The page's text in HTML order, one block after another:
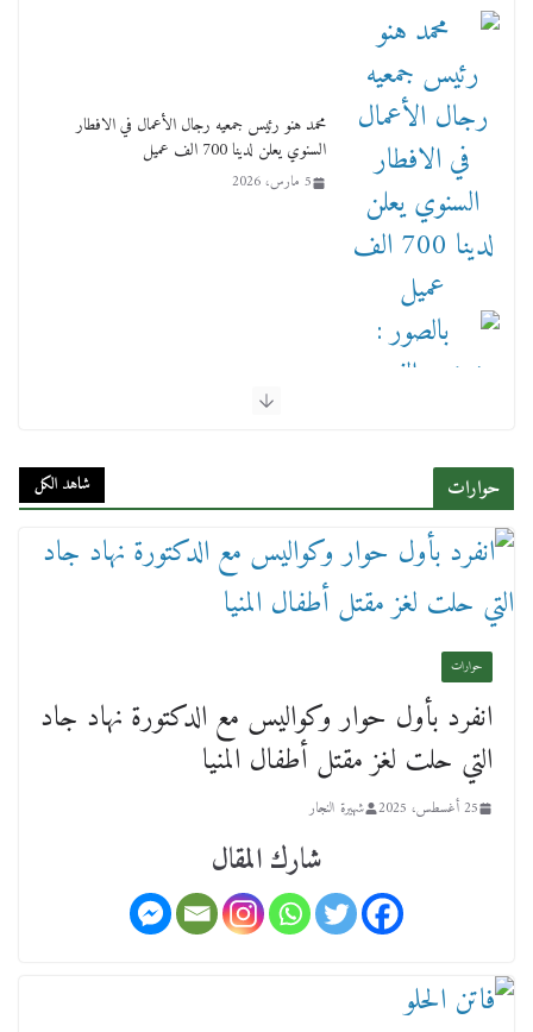
محمد هنو رئيس جمعيه رجال الأعمال في الافطار
السنوي يعلن لدينا 700 الف عميل
5 مارس، 2026
4 مارس، 2026
عن عمر يناهز ال99 عاما وشهر رحيل شقيق ميشيل
أحد ودفنه في هدوء الأحد الماضي
حوارات شاهد الكل
حوارات
انفرد بأول حوار وكواليس مع الدكتورة نهاد جاد
التي حلت لغز مقتل أطفال المنيا
25 أغسطس، 2025 شهيرة النجار
شارك المقال